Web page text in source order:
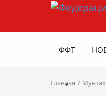
ФФТ
Главная